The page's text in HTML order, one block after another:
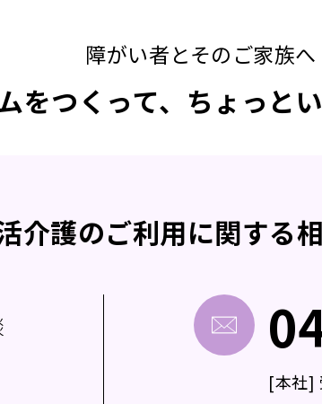
障がい者とそのご家族へ
をつくって、ちょっと
介護のご利用に関する
[本社]